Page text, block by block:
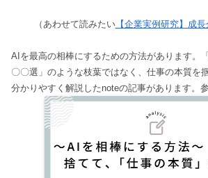
（あわせて読みたい【企業実例研究】成
AIを最高の相棒にするための方法があります。
〇〇選」のような枝葉ではなく、仕事の本質を
分かりやすく解説したnoteの記事があります。参